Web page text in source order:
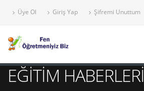
Üye Ol Giriş Yap Şifremi Unuttum
EĞİTİM HABERLERİ